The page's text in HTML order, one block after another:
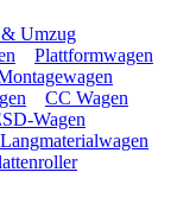
Umzug
Plattformwagen
CC Wagen
Wagen
Langmaterialwagen